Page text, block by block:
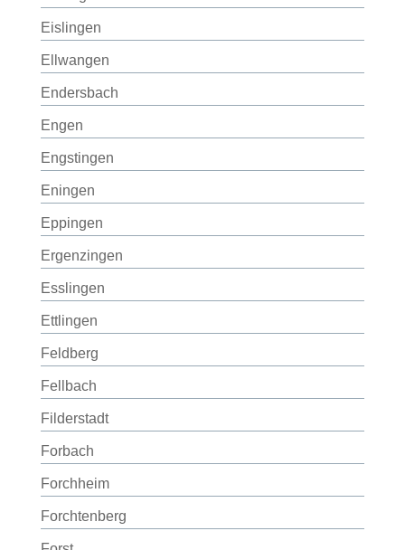
Eislingen
Ellwangen
Endersbach
Engen
Engstingen
Eningen
Eppingen
Ergenzingen
Esslingen
Ettlingen
Feldberg
Fellbach
Filderstadt
Forbach
Forchheim
Forchtenberg